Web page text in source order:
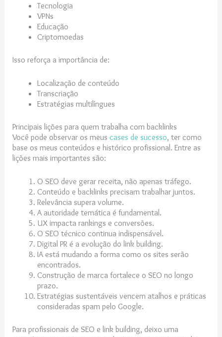
Tecnologia
VPNs
Educação
Criptomoedas
Isso reforça a importância de:
Localização de conteúdo
Transcriação
Estratégias multilíngues
Principais lições para quem trabalha com backlinks
Você pode observar os meuscases de sucesso, ter como
base os meus conteúdos e histórico profissional. Entre as
lições mais importantes são:
O SEO deve gerar receita, não apenas tráfego.
Conteúdo e backlinks precisam trabalhar juntos.
Relevância supera volume.
A autoridade temática é fundamental.
UX impacta rankings e conversões.
O SEO técnico continua indispensável.
Digital PR é a evolução do link building.
IA está mudando a forma como os sites serão
encontrados.
Construção de marca fortalece o SEO no longo
prazo.
Estratégias sustentáveis vencem atalhos e práticas
consideradas spam pelo Google.
Para profissionais de SEO e link building, deixo uma